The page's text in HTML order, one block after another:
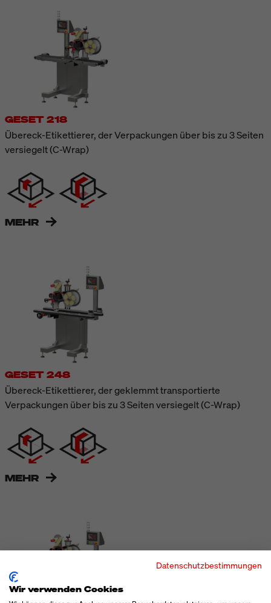
GESET 218
Übereck-Etikettierer, der Verpackungen über bis zu 3 Seiten
versiegelt (C-Wrap)
MEHR
GESET 248
Übereck-Etikettierer, der geklemmt transportierte
Verpackungen über bis zu 3 Seiten versiegelt (C-Wrap)
MEHR
Datenschutzbestimmungen
Wir verwenden Cookies